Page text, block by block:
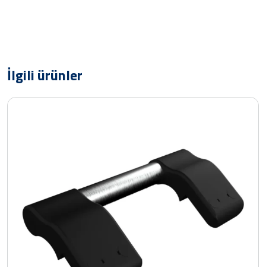
İlgili ürünler